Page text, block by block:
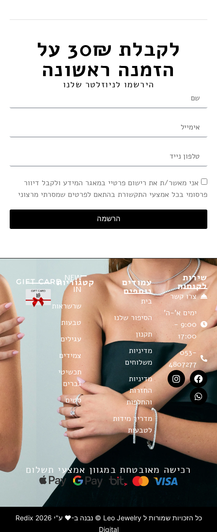
לקבלת 30₪ על
הזמנה ראשונה​
הירשמו לניוזלטר שלנו
אני מאשר/ת את רישום פרטיי במאגר המידע ולקבל דיוור
פרסומי בכל אמצעי התקשורת בהתאם לפרטים שמסרתי מרצוני
הרשמה
שירות
לקוחות
צרו קשר
ימים א'-ה'
9:00 -
17:00
053-
4807277
עמודים
נוספים
בית
הסיפור שלנו
תקנון
מדיניות
משלוחים
מדיניות
החזרות
והחלפות
מדריך מידות
לטבעות
קטגוריות
NEW
IN
שרשראות
טבעות
עגילים
צמידים
תכשיטי
גברים
סטים
GIFT CARD
רכישה מאובטחת במגוון אמצעי תשלום
כל הזכויות שמורות ל Leo Jewelry © נבנה ב-♥ ע"י 2026 Redix
Digital